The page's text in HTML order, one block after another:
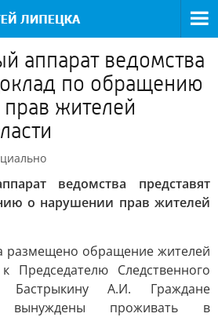
аппарат ведомства
по обращению
жителей
ведомства представят
о нарушении прав жителей
размещено обращение жителей
Председателю Следственного
Бастрыкину А.И. Граждане
проживать в